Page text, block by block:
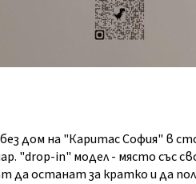
дом на "Каритас София" в
"drop-in" модел - място със
да останат за кратко и да